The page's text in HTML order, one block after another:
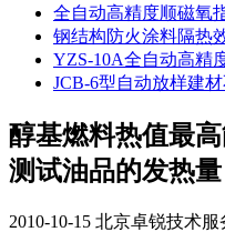
全自动高精度顺磁氧
钢结构防火涂料隔热
YZS-10A全自动高精
JCB-6型自动放样建
醇基燃料热值最
测试油品的发热量
2010-10-15 北京卓锐技术服